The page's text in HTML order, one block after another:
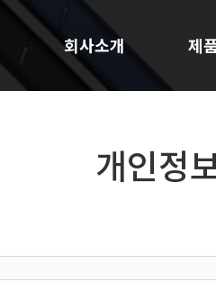
회사소개 제
개인정